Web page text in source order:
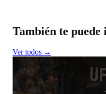
También te puede
Ver todos →